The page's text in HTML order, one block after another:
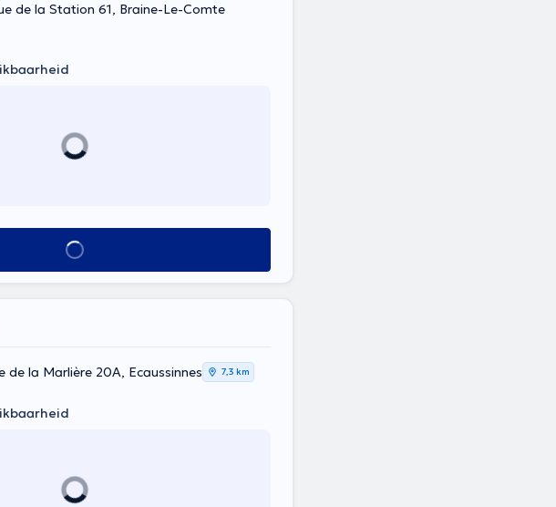
de la Station 61, Braine-Le-Comte
Alles zien
de la Marlière 20A, Ecaussinnes 7,3 km